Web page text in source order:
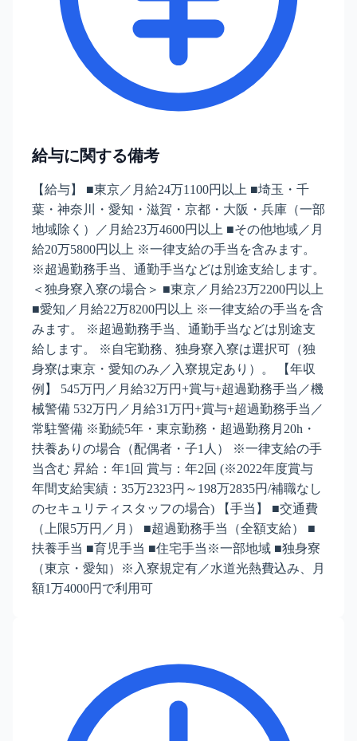
給与に関する備考
【給与】 ■東京／月給24万1100円以上 ■埼玉・千
葉・神奈川・愛知・滋賀・京都・大阪・兵庫（一部
地域除く）／月給23万4600円以上 ■その他地域／月
給20万5800円以上 ※一律支給の手当を含みます。
※超過勤務手当、通勤手当などは別途支給します。
＜独身寮入寮の場合＞ ■東京／月給23万2200円以上
■愛知／月給22万8200円以上 ※一律支給の手当を含
みます。 ※超過勤務手当、通勤手当などは別途支
給します。 ※自宅勤務、独身寮入寮は選択可（独
身寮は東京・愛知のみ／入寮規定あり）。 【年収
例】 545万円／月給32万円+賞与+超過勤務手当／機
械警備 532万円／月給31万円+賞与+超過勤務手当／
常駐警備 ※勤続5年・東京勤務・超過勤務月20h・
扶養ありの場合（配偶者・子1人） ※一律支給の手
当含む 昇給：年1回 賞与：年2回 (※2022年度賞与
年間支給実績：35万2323円～198万2835円/補職なし
のセキュリティスタッフの場合) 【手当】 ■交通費
（上限5万円／月） ■超過勤務手当（全額支給） ■
扶養手当 ■育児手当 ■住宅手当※一部地域 ■独身寮
（東京・愛知）※入寮規定有／水道光熱費込み、月
額1万4000円で利用可